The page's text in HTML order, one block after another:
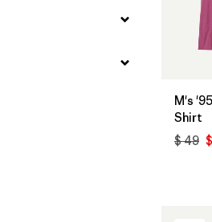
M's
Shirt
$ 49